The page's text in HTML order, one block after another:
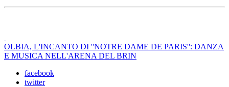
OLBIA, L'INCANTO DI ''NOTRE DAME DE PARIS'': DANZA
E MUSICA NELL'ARENA DEL BRIN
facebook
twitter